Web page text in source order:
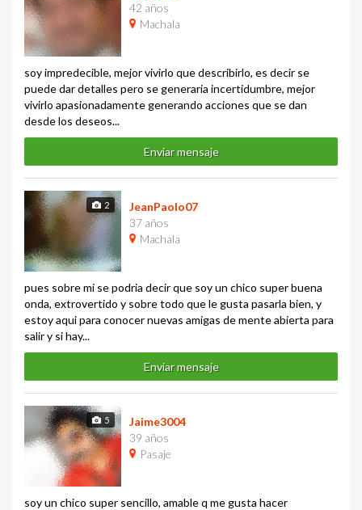
42 años
Machala
soy impredecible, mejor vivirlo que describirlo, es decir se
puede dar detalles pero se generaria incertidumbre, mejor
vivirlo apasionadamente generando acciones que se dan
desde los deseos...
Enviar mensaje
2
JeanPaolo07
37 años
Machala
pues sobre mi se podria decir que soy un chico super buena
onda, extrovertido y sobre todo que le gusta pasarla bien, y
estoy aqui para conocer nuevas amigas de mente abierta para
salir y si hay...
Enviar mensaje
5
Jaime3004
39 años
Pasaje
soy un chico super sencillo, amable q me gusta hacer